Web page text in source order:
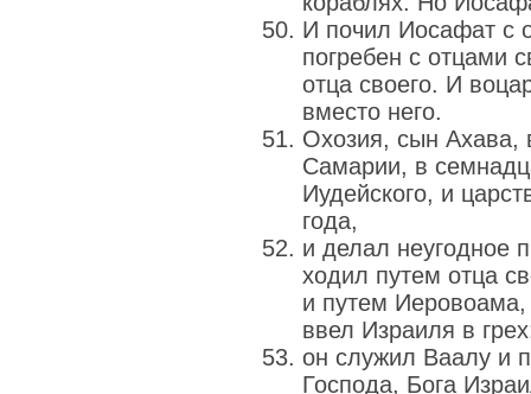
И почил Иосафат с
погребен с отцами
отца своего. И
вместо него.
Охозия, сын Ахава,
Самарии, в
Иудейского, и
года,
и делал неугодное
ходил путем отца
и путем
ввел Израиля в
он служил Ваалу и
Господа, Бога